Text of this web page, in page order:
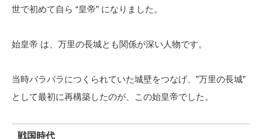
世で初めて自ら “皇帝” になりました。
始皇帝 は、万里の長城とも関係が深い人物です。
当時バラバラにつくられていた城壁をつなげ、”万里の長城”
として最初に再構築したのが、この始皇帝でした。
戦国時代